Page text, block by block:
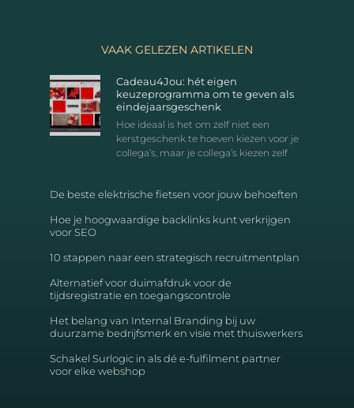
VAAK GELEZEN ARTIKELEN
Cadeau4Jou: hét eigen
keuzeprogramma om te geven als
eindejaarsgeschenk
Hoe ideaal is het om zelf niet een
kerstgeschenk te hoeven kiezen voor je
collega’s, maar je collega’s kiezen zelf
De beste elektrische fietsen voor jouw behoeften
Hoe je hoogwaardige backlinks kunt verkrijgen
voor SEO
10 stappen naar een strategisch recruitmentplan
Alternatief voor duimafdruk voor de
tijdsregistratie en toegangscontrole
Het belang van Internal Branding bij uw
duurzame bedrijfsmerk en visie met thuiswerkers
Schakel Surlogic in als dé e-fulfilment partner
voor elke webshop